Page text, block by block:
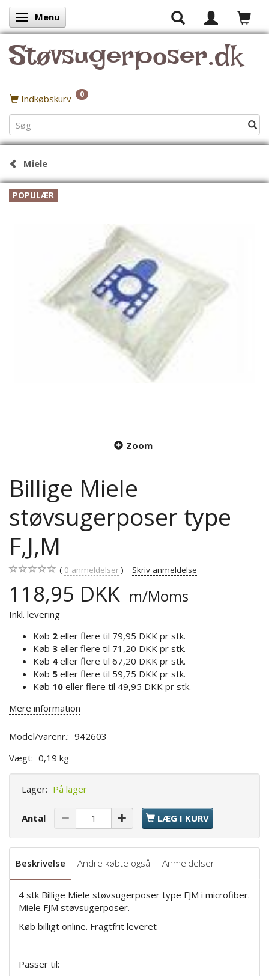
Skifte navigation
Menu
Støvsugerposer.dk
Indkøbskurv 0
Miele
POPULÆR
Zoom
Billige Miele
støvsugerposer type
F,J,M
0 anmeldelser Skriv anmeldelse
118,95 DKK m/Moms
Inkl. levering
Køb 2 eller flere til 79,95 DKK pr stk.
Køb 3 eller flere til 71,20 DKK pr stk.
Køb 4 eller flere til 67,20 DKK pr stk.
Køb 5 eller flere til 59,75 DKK pr stk.
Køb 10 eller flere til 49,95 DKK pr stk.
Mere information
Model/varenr.: 942603
Vægt: 0,19 kg
Lager: På lager
Antal LÆG I KURV
Beskrivelse Andre købte også Anmeldelser
4 stk Billige Miele støvsugerposer type FJM i microfiber.
Miele FJM støvsugerposer.
Køb billigt online. Fragtfrit leveret
Passer til: